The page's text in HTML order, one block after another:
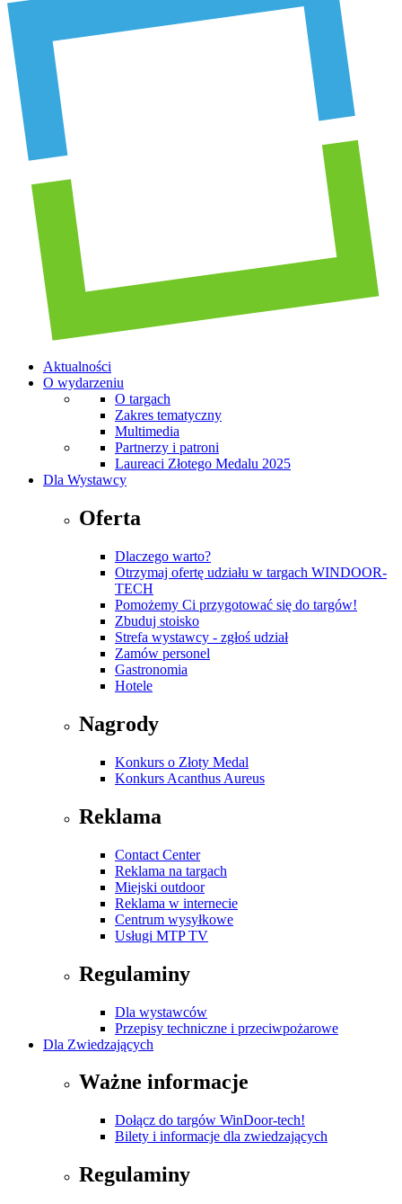
Aktualności
O wydarzeniu
O targach
Zakres tematyczny
Multimedia
Partnerzy i patroni
Laureaci Złotego Medalu 2025
Dla Wystawcy
Oferta
Dlaczego warto?
Otrzymaj ofertę udziału w targach WINDOOR-
TECH
Pomożemy Ci przygotować się do targów!
Zbuduj stoisko
Strefa wystawcy - zgłoś udział
Zamów personel
Gastronomia
Hotele
Nagrody
Konkurs o Złoty Medal
Konkurs Acanthus Aureus
Reklama
Contact Center
Reklama na targach
Miejski outdoor
Reklama w internecie
Centrum wysyłkowe
Usługi MTP TV
Regulaminy
Dla wystawców
Przepisy techniczne i przeciwpożarowe
Dla Zwiedzających
Ważne informacje
Dołącz do targów WinDoor-tech!
Bilety i informacje dla zwiedzających
Regulaminy